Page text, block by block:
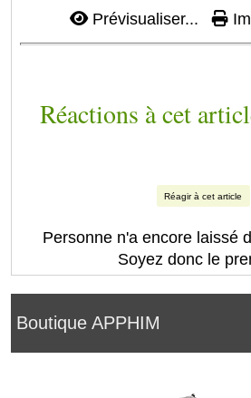
Boutique APPHIM
Prévisualiser...
Réactions à cet
Réagir à cet article
Personne n'a encore laissé
Soyez donc le